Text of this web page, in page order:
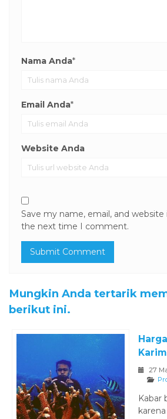
Nama Anda*
Email Anda*
Website Anda
Save my name, email, and
the next time I comment.
Mungkin Anda tertarik
berikut ini.
27
Kabar